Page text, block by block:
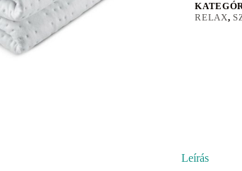
RELAX,
Leírás